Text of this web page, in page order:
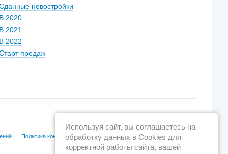
новостройки
2020
2021
2022
продаж
Политика конфиденциальности
Используя сайт, вы соглашаетесь на
обработку данных в Cookies для
корректной работы сайта, вашей